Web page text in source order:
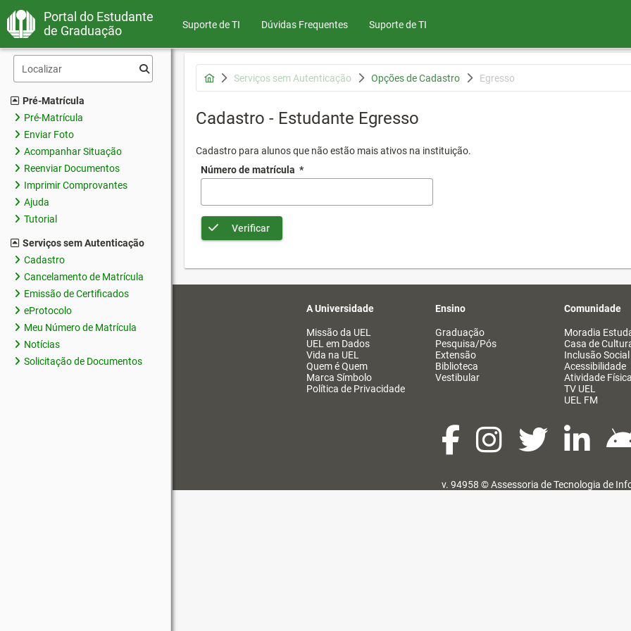
Portal do Estudante
de Graduação
Suporte de TI Dúvidas Frequentes Suporte de TI
Pré-Matrícula
Pré-Matrícula
Enviar Foto
Acompanhar Situação
Reenviar Documentos
Imprimir Comprovantes
Ajuda
Tutorial
Serviços sem Autenticação
Cadastro
Cancelamento de Matrícula
Emissão de Certificados
eProtocolo
Meu Número de Matrícula
Notícias
Solicitação de Documentos
Serviços sem Autenticação Opções de Cadastro Egresso
Cadastro - Estudante Egresso
Cadastro para alunos que não estão mais ativos na instituição.
Número de matrícula *
Verificar
A Universidade
Missão da UEL
UEL em Dados
Vida na UEL
Quem é Quem
Marca Símbolo
Política de Privacidade
Ensino
Graduação
Pesquisa/Pós
Extensão
Biblioteca
Vestibular
Comunidade
Moradia
Casa de
Inclusão Social
Acessibilidade
Atividade Física
TV UEL
UEL FM
v. 94958 ©Assessoria de Tecnologia de